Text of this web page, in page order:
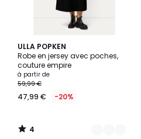
ULLA POPKEN
Robe en jersey avec poches,
couture empire
à partir de
59,99 €
47,99 € -20%
4
/
5
3
Couleurs
4
/